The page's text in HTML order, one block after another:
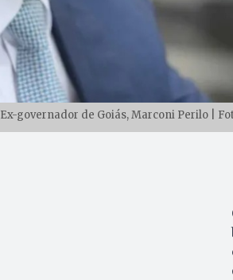
Ex-governador de Goiás, Marconi Perilo |